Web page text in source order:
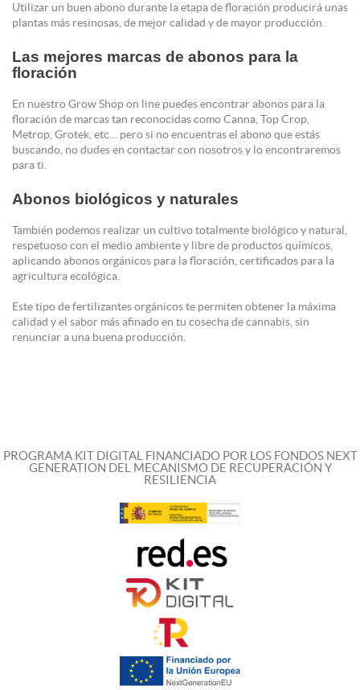
Utilizar un buen abono durante la etapa de floración producirá unas
plantas más resinosas, de mejor calidad y de mayor producción.
Las mejores marcas de abonos para la
floración
En nuestro Grow Shop on line puedes encontrar abonos para la
floración de marcas tan reconocidas como Canna, Top Crop,
Metrop, Grotek, etc… pero si no encuentras el abono que estás
buscando, no dudes en contactar con nosotros y lo encontraremos
para ti.
Abonos biológicos y naturales
También podemos realizar un cultivo totalmente biológico y natural,
respetuoso con el medio ambiente y libre de productos químicos,
aplicando abonos orgánicos para la floración, certificados para la
agricultura ecológica.
Este tipo de fertilizantes orgánicos te permiten obtener la máxima
calidad y el sabor más afinado en tu cosecha de cannabis, sin
renunciar a una buena producción.
PROGRAMA KIT DIGITAL FINANCIADO POR LOS FONDOS NEXT
GENERATION DEL MECANISMO DE RECUPERACIÓN Y
RESILIENCIA